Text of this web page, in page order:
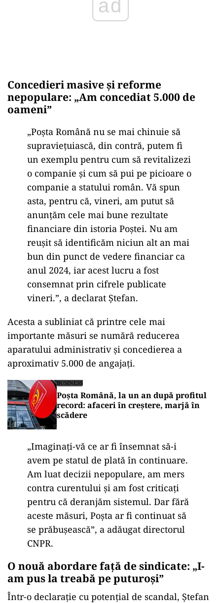
Concedieri masive și reforme
nepopulare: „Am concediat 5.000 de
oameni”
„Poșta Română nu se mai chinuie să
supraviețuiască, din contră, putem fi
un exemplu pentru cum să revitalizezi
o companie și cum să pui pe picioare o
companie a statului român. Vă spun
asta, pentru că, vineri, am putut să
anunțăm cele mai bune rezultate
financiare din istoria Poștei. Nu am
reușit să identificăm niciun alt an mai
bun din punct de vedere financiar ca
anul 2024, iar acest lucru a fost
consemnat prin cifrele publicate
vineri.”, a declarat Ștefan.
Acesta a subliniat că printre cele mai
importante măsuri se numără reducerea
aparatului administrativ și concedierea a
aproximativ 5.000 de angajați.
BUSINESS
Poșta Română, la un an după profitul
record: afaceri în creștere, marjă în
scădere
„Imaginați-vă ce ar fi însemnat să-i
avem pe statul de plată în continuare.
Am luat decizii nepopulare, am mers
contra curentului și am fost criticați
pentru că deranjăm sistemul. Dar fără
aceste măsuri, Poșta ar fi continuat să
se prăbușească”, a adăugat directorul
CNPR.
O nouă abordare față de sindicate: „I-
am pus la treabă pe puturoși”
Într-o declarație cu potențial de scandal, Ștefan